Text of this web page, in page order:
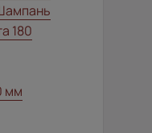
180
мм